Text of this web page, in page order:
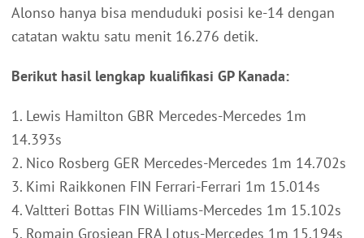
Alonso hanya bisa menduduki posisi ke-14 dengan
catatan waktu satu menit 16.276 detik.
Berikut hasil lengkap kualifikasi GP Kanada:
1. Lewis Hamilton GBR Mercedes-Mercedes 1m
14.393s
2. Nico Rosberg GER Mercedes-Mercedes 1m 14.702s
3. Kimi Raikkonen FIN Ferrari-Ferrari 1m 15.014s
4. Valtteri Bottas FIN Williams-Mercedes 1m 15.102s
5. Romain Grosjean FRA Lotus-Mercedes 1m 15.194s